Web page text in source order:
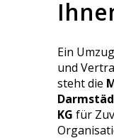
sorgfältig
hier echte
am Werk
Wer einen
Ein
und
steht die
KG für